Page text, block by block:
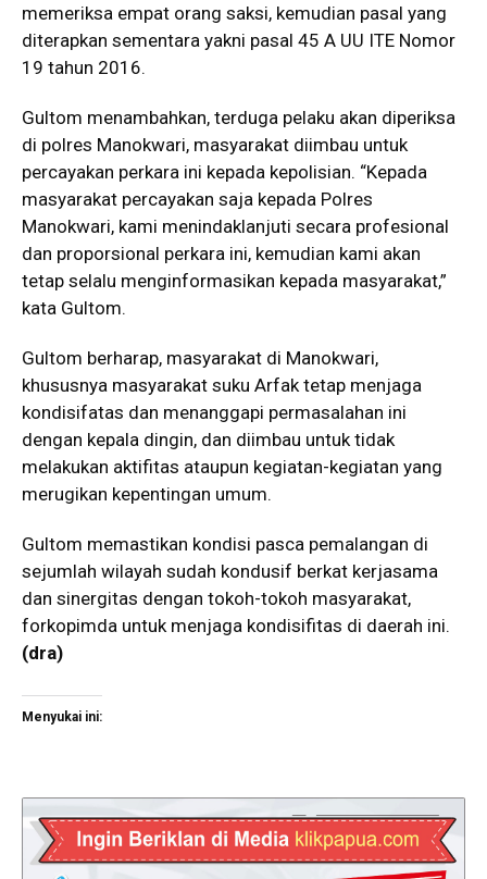
memeriksa empat orang saksi, kemudian pasal yang
diterapkan sementara yakni pasal 45 A UU ITE Nomor
19 tahun 2016.
Gultom menambahkan, terduga pelaku akan diperiksa
di polres Manokwari, masyarakat diimbau untuk
percayakan perkara ini kepada kepolisian. “Kepada
masyarakat percayakan saja kepada Polres
Manokwari, kami menindaklanjuti secara profesional
dan proporsional perkara ini, kemudian kami akan
tetap selalu menginformasikan kepada masyarakat,”
kata Gultom.
Gultom berharap, masyarakat di Manokwari,
khususnya masyarakat suku Arfak tetap menjaga
kondisifatas dan menanggapi permasalahan ini
dengan kepala dingin, dan diimbau untuk tidak
melakukan aktifitas ataupun kegiatan-kegiatan yang
merugikan kepentingan umum.
Gultom memastikan kondisi pasca pemalangan di
sejumlah wilayah sudah kondusif berkat kerjasama
dan sinergitas dengan tokoh-tokoh masyarakat,
forkopimda untuk menjaga kondisifitas di daerah ini.
(dra)
Menyukai ini: